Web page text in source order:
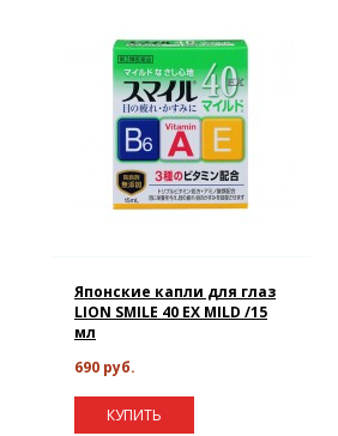
Японские капли для глаз
LION SMILE 40 EX MILD /15
мл
690 руб.
КУПИТЬ